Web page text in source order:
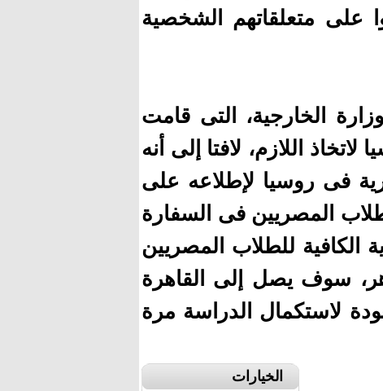
على متعلقاتهم الشخصية
الخارجية، التى قامت
اللازم، لافتا إلى أنه
فى روسيا لإطلاعه على
المصريين فى السفارة
الكافية للطلاب المصريين
سوف يصل إلى القاهرة
لاستكمال الدراسة مرة
الخيارات